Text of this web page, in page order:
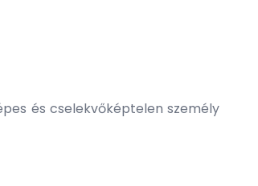
és cselekvőképtelen személy